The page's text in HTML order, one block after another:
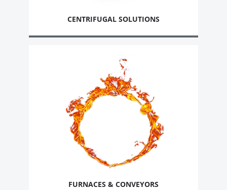
CENTRIFUGAL SOLUTIONS
FURNACES & CONVEYORS